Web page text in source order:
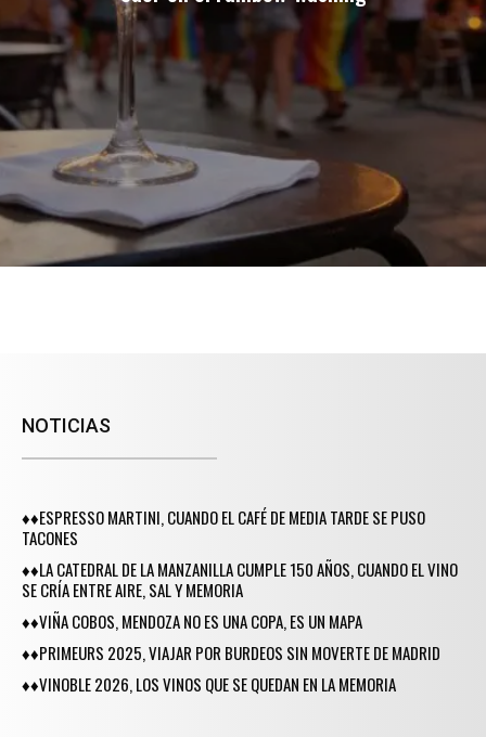
NOTICIAS
♦♦ESPRESSO MARTINI, CUANDO EL CAFÉ DE MEDIA TARDE SE PUSO
TACONES
♦♦LA CATEDRAL DE LA MANZANILLA CUMPLE 150 AÑOS, CUANDO EL VINO
SE CRÍA ENTRE AIRE, SAL Y MEMORIA
♦♦VIÑA COBOS, MENDOZA NO ES UNA COPA, ES UN MAPA
♦♦PRIMEURS 2025, VIAJAR POR BURDEOS SIN MOVERTE DE MADRID
♦♦VINOBLE 2026, LOS VINOS QUE SE QUEDAN EN LA MEMORIA